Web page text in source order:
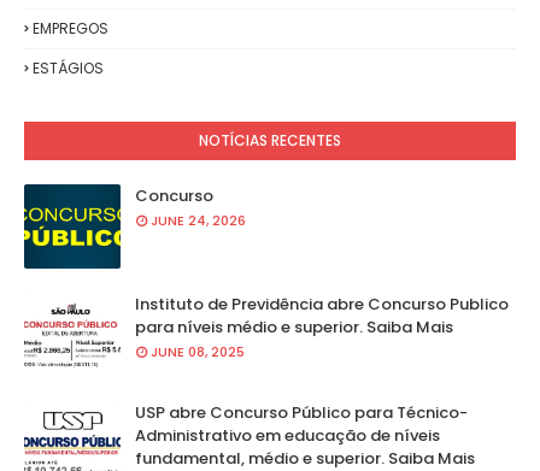
EMPREGOS
ESTÁGIOS
NOTÍCIAS RECENTES
Concurso
JUNE 24, 2026
Instituto de Previdência abre Concurso Publico
para níveis médio e superior. Saiba Mais
JUNE 08, 2025
USP abre Concurso Público para Técnico-
Administrativo em educação de níveis
fundamental, médio e superior. Saiba Mais